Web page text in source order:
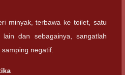
minyak, terbawa ke toilet, satu
dan sebagainya, sangatlah
negatif.